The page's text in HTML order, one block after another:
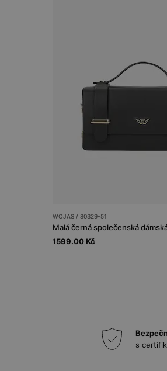
WOJAS / 80329-51
Malá černá společenská
1599.00 Kč
s